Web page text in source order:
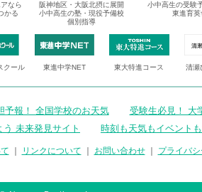
なら
かる
阪神地区・大阪北摂に展開
小中高生の塾・現役予備校
個別指導
小中高生の受験
東進育英
クール 東進中学NET 東大特進コース 清瀬
予報！ 全国学校のお天気
受験生必見！ 大
未来発見サイト 時刻も天気もイベント
リンクについて お問い合わせ｜ プライバ